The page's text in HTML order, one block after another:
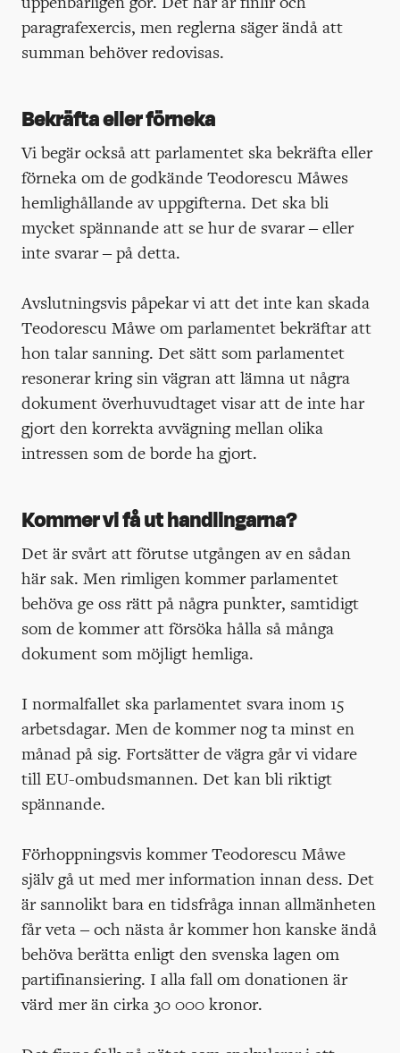
paragrafexercis, men reglerna säger ändå att
summan behöver redovisas.
Bekräfta eller förneka
Vi begär också att parlamentet ska bekräfta eller
förneka om de godkände Teodorescu Måwes
hemlighållande av uppgifterna. Det ska bli
mycket spännande att se hur de svarar – eller
inte svarar – på detta.
Avslutningsvis påpekar vi att det inte kan skada
Teodorescu Måwe om parlamentet bekräftar att
hon talar sanning. Det sätt som parlamentet
resonerar kring sin vägran att lämna ut några
dokument överhuvudtaget visar att de inte har
gjort den korrekta avvägning mellan olika
intressen som de borde ha gjort.
Kommer vi få ut handlingarna?
Det är svårt att förutse utgången av en sådan
här sak. Men rimligen kommer parlamentet
behöva ge oss rätt på några punkter, samtidigt
som de kommer att försöka hålla så många
dokument som möjligt hemliga.
I normalfallet ska parlamentet svara inom 15
arbetsdagar. Men de kommer nog ta minst en
månad på sig. Fortsätter de vägra går vi vidare
till EU-ombudsmannen. Det kan bli riktigt
spännande.
Förhoppningsvis kommer Teodorescu Måwe
själv gå ut med mer information innan dess. Det
är sannolikt bara en tidsfråga innan allmänheten
får veta – och nästa år kommer hon kanske ändå
behöva berätta enligt den svenska lagen om
partifinansiering. I alla fall om donationen är
värd mer än cirka 30 000 kronor.